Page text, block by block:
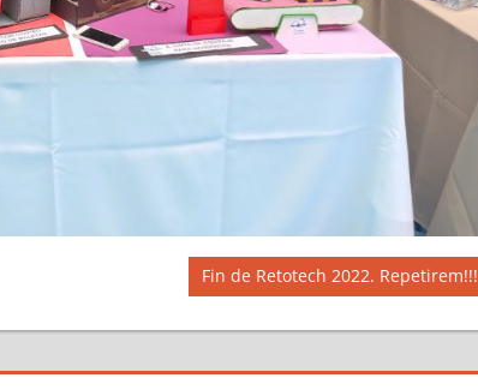
Siguiente
entrada:
Fin de Retotech 2022. Repetirem!!!